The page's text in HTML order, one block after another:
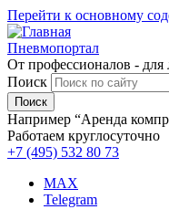
Перейти к основному
Пневмопортал
От профессионалов - для
Поиск
Например “Аренда
Работаем круглосуточно
+7 (495) 532 80 73
MAX
Telegram